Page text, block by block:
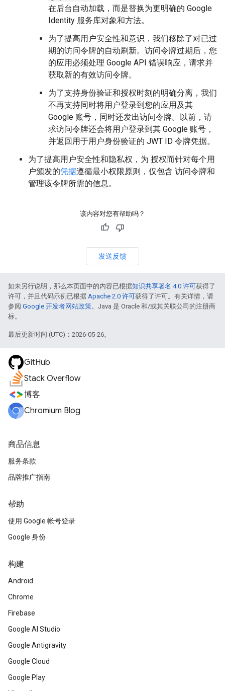
在后台自动加载，而是替换为更明确的 Google
Identity 服务库对象和方法。
为了提高用户安全性和意识，我们移除了对已过
期的访问令牌的自动刷新。访问令牌过期后，您
的应用必须处理 Google API 错误响应，请求并
获取新的有效访问令牌。
为了支持身份验证和授权时刻的明确分离，我们
不再支持同时将用户登录到您的应用及其
Google 账号，同时还发出访问令牌。以前，请
求访问令牌还会将用户登录到其 Google 账号，
并返回用于用户身份验证的 JWT ID 令牌凭据。
为了提高用户安全性和隐私权，为 授权而针对每个用
户颁发的凭据遵循最小权限原则，仅包含 访问令牌和
管理该令牌所需的信息。
该内容对您有帮助吗？
发送反馈
如未另行说明，那么本页面中的内容已根据知识共享署名 4.0 许可获得了
许可，并且代码示例已根据 Apache 2.0 许可获得了许可。有关详情，请
参阅 Google 开发者网站政策。Java 是 Oracle 和/或其关联公司的注册商
标。
最后更新时间 (UTC)：2026-05-26。
GitHub
Stack Overflow
博客
Chromium Blog
商品信息
服务条款
品牌推广指南
帮助
使用 Google 帐号登录
Google 身份
构建
Android
Chrome
Firebase
Google AI Studio
Google Antigravity
Google Cloud
Google Play